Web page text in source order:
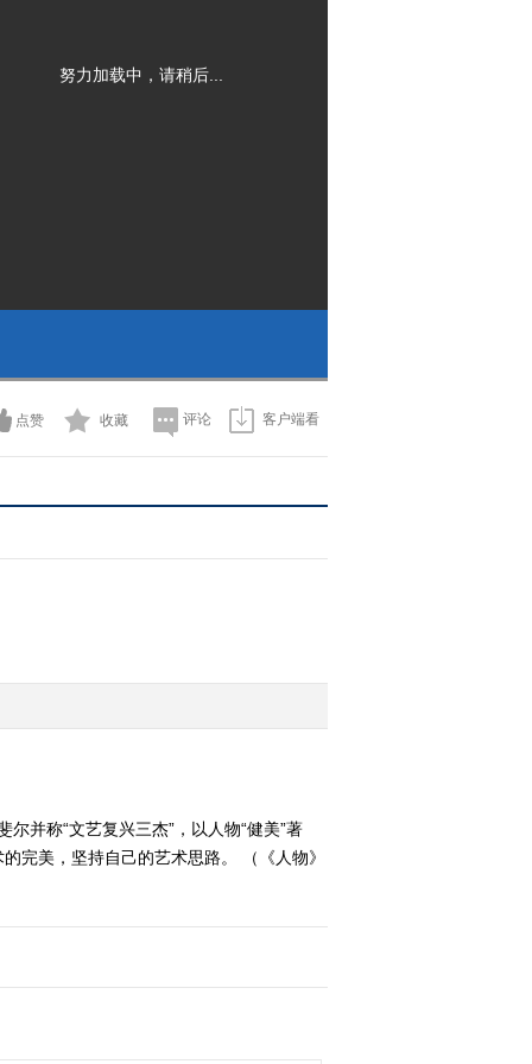
努力加载中，请稍后...
点赞 收藏 评论 客户端看
并称“文艺复兴三杰”，以人物“健美”著
完美，坚持自己的艺术思路。 （《人物》